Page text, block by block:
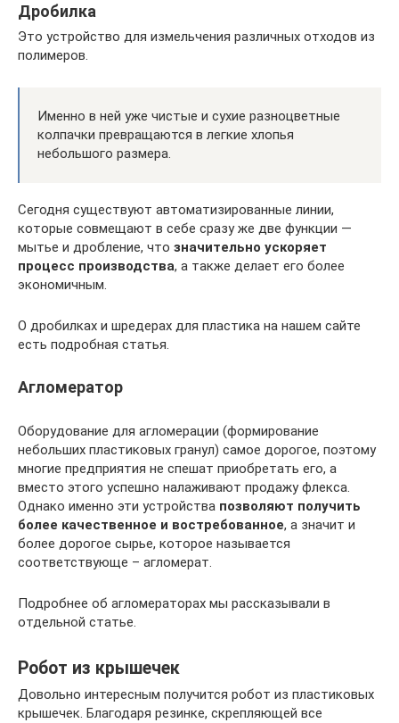
Дробилка
Это устройство для измельчения различных отходов из
полимеров.
Именно в ней уже чистые и сухие разноцветные
колпачки превращаются в легкие хлопья
небольшого размера.
Сегодня существуют автоматизированные линии,
которые совмещают в себе сразу же две функции —
мытье и дробление, что значительно ускоряет
процесс производства, а также делает его более
экономичным.
О дробилках и шредерах для пластика на нашем сайте
есть подробная статья.
Агломератор
Оборудование для агломерации (формирование
небольших пластиковых гранул) самое дорогое, поэтому
многие предприятия не спешат приобретать его, а
вместо этого успешно налаживают продажу флекса.
Однако именно эти устройства позволяют получить
более качественное и востребованное, а значит и
более дорогое сырье, которое называется
соответствующе – агломерат.
Подробнее об агломераторах мы рассказывали в
отдельной статье.
Робот из крышечек
Довольно интересным получится робот из пластиковых
крышечек. Благодаря резинке, скрепляющей все